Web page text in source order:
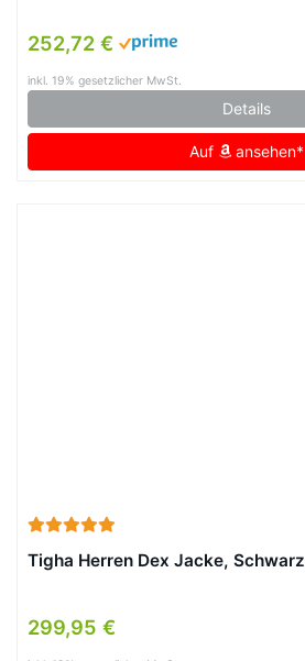
252,72 €
inkl. 19% gesetzlicher MwSt.
Details
Auf ansehen*
Tigha Herren Dex Jacke, Schwarz
299,95 €